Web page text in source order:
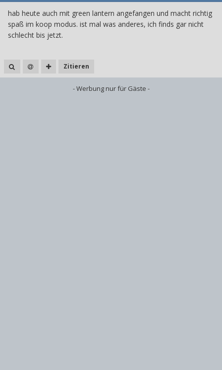
hab heute auch mit green lantern angefangen und macht richtig
spaß im koop modus. ist mal was anderes, ich finds gar nicht
schlecht bis jetzt.
Zitieren
- Werbung nur für Gäste -